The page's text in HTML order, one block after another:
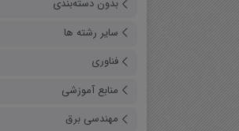
فیلم آموزشی
مقالات شبیه سازی شده
حل تمرین
بدون دسته‌بندی
سایر رشته ها
فناوری
منابع آموزشی
مهندسی برق